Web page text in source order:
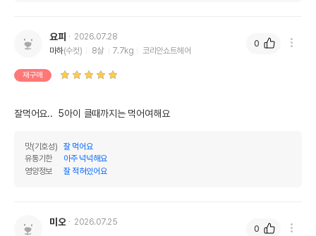
요피
2026.07.28
마하(수컷) 8살 7.7kg 코리안쇼트헤어
재구매
잘먹어요..  5아이 클때까지는 먹어여해요
맛(기호성)
잘 먹어요
유통기한
아주 넉넉해요
영양정보
잘 적혀있어요
0
미오 2026.07.25
0